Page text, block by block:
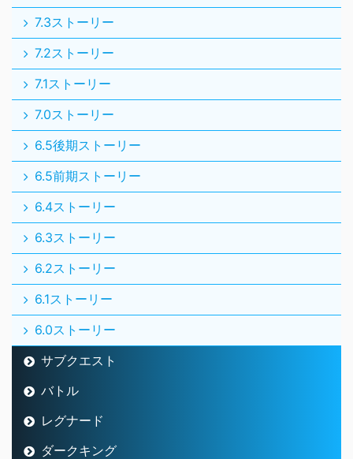
7.3ストーリー
7.2ストーリー
7.1ストーリー
7.0ストーリー
6.5後期ストーリー
6.5前期ストーリー
6.4ストーリー
6.3ストーリー
6.2ストーリー
6.1ストーリー
6.0ストーリー
サブクエスト
バトル
レグナード
ダークキング